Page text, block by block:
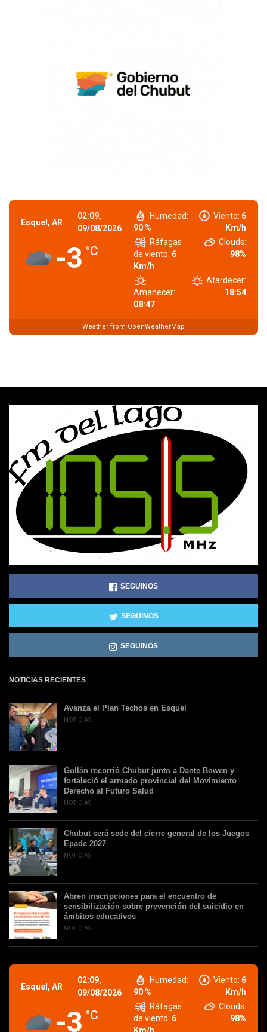
Esquel, AR
02:09,
09/08/2026
-3 °C
Humedad:
90 %
Viento: 6
Km/h
Ráfagas
de viento: 6
Km/h
Clouds:
98%
Amanecer:
08:47
Atardecer:
18:54
Weather from OpenWeatherMap
SEGUINOS
SEGUINOS
SEGUINOS
NOTICIAS RECIENTES
Avanza el Plan Techos en Esquel
NOTICIAS
Gollán recorrió Chubut junto a Dante Bowen y
fortaleció el armado provincial del Movimiento
Derecho al Futuro Salud
NOTICIAS
Chubut será sede del cierre general de los Juegos
Epade 2027
NOTICIAS
Abren inscripciones para el encuentro de
sensibilización sobre prevención del suicidio en
ámbitos educativos
NOTICIAS
Esquel, AR
02:09,
09/08/2026
-3 °C
Humedad:
90 %
Viento: 6
Km/h
Ráfagas
de viento: 6
Km/h
Clouds:
98%